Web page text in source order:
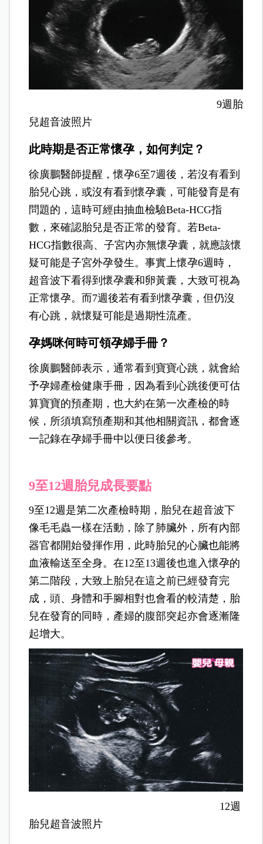
9週胎
兒超音波照片
此時期是否正常懷孕，如何判定？
徐廣鵬醫師提醒，懷孕6至7週後，若沒有看到
胎兒心跳，或沒有看到懷孕囊，可能發育是有
問題的，這時可經由抽血檢驗Beta-HCG指
數，來確認胎兒是否正常的發育。若Beta-
HCG指數很高、子宮內亦無懷孕囊，就應該懷
疑可能是子宮外孕發生。事實上懷孕6週時，
超音波下看得到懷孕囊和卵黃囊，大致可視為
正常懷孕。而7週後若有看到懷孕囊，但仍沒
有心跳，就懷疑可能是過期性流產。
孕媽咪何時可領孕婦手冊？
徐廣鵬醫師表示，通常看到寶寶心跳，就會給
予孕婦產檢健康手冊，因為看到心跳後便可估
算寶寶的預產期，也大約在第一次產檢的時
候，所須填寫預產期和其他相關資訊，都會逐
一記錄在孕婦手冊中以便日後參考。
9至12週胎兒成長要點
9至12週是第二次產檢時期，胎兒在超音波下
像毛毛蟲一樣在活動，除了肺臟外，所有內部
器官都開始發揮作用，此時胎兒的心臟也能將
血液輸送至全身。在12至13週後也進入懷孕的
第二階段，大致上胎兒在這之前已經發育完
成，頭、身體和手腳相對也會看的較清楚，胎
兒在發育的同時，產婦的腹部突起亦會逐漸隆
起增大。
12週
胎兒超音波照片